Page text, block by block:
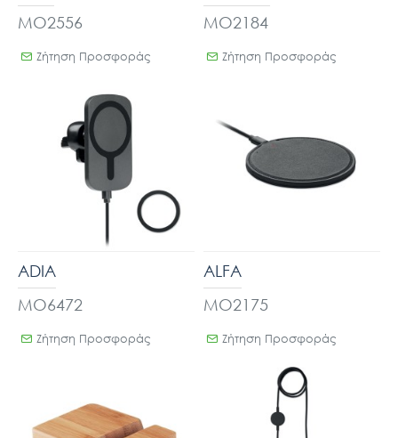
MO2556
Ζήτηση Προσφοράς
MO2184
Ζήτηση Προσφοράς
MO6472
ADIA
Ζήτηση Προσφοράς
MO2175
ALFA
Ζήτηση Προσφοράς